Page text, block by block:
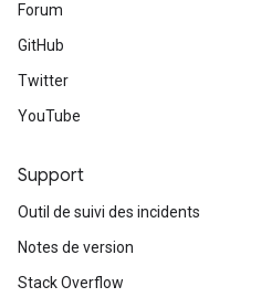
Forum
GitHub
Twitter
YouTube
Support
Outil de suivi des incidents
Notes de version
Stack Overflow